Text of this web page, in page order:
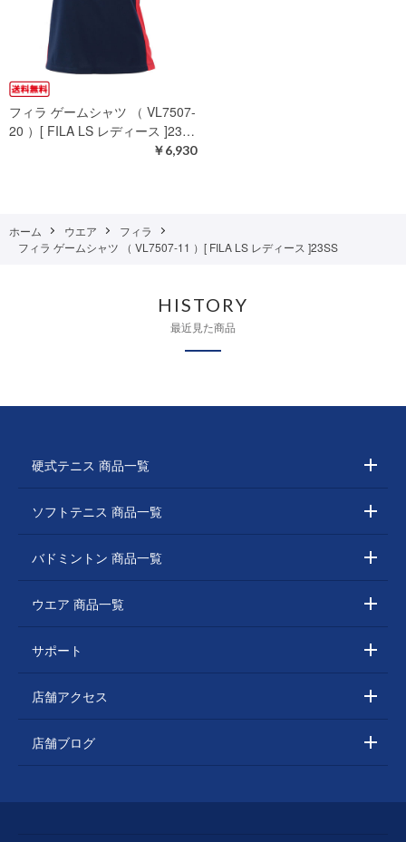
フィラ ゲームシャツ （ VL7507-
20 ）[ FILA LS レディース ]23…
￥6,930
ホーム ウエア
フィラ
フィラ ゲームシャツ （ VL7507-11 ）[ FILA LS レディース ]23SS
HISTORY
最近見た商品
硬式テニス 商品一覧
ソフトテニス 商品一覧
バドミントン 商品一覧
ウエア 商品一覧
サポート
店舗アクセス
店舗ブログ